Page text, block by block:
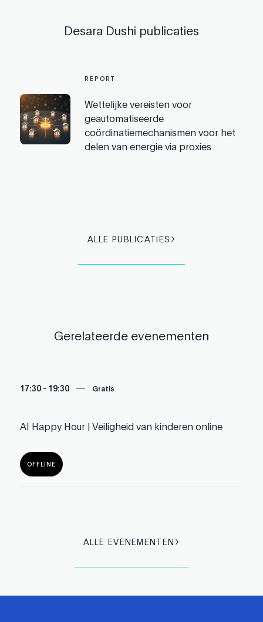
Desara Dushi publicaties
REPORT
Wettelijke vereisten voor
geautomatiseerde
coördinatiemechanismen voor het
delen van energie via proxies
ALLE PUBLICATIES
Gerelateerde evenementen
17:30 - 19:30 Gratis
AI Happy Hour | Veiligheid van kinderen online
OFFLINE
ALLE EVENEMENTEN